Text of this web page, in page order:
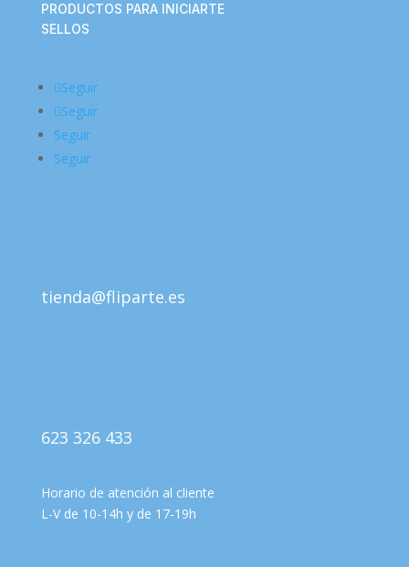
PRODUCTOS PARA INICIARTE
SELLOS
Seguir
Seguir
Seguir
Seguir
tienda@fliparte.es
623 326 433
Horario de atención al cliente
L-V de 10-14h y de 17-19h